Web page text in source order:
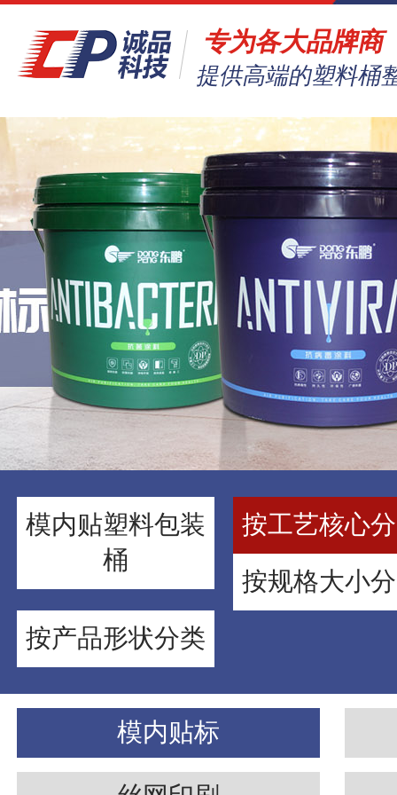
专为各大品牌商
提供高端的塑料桶
模内贴塑料包装
桶
按工艺核心
按规格大小
按产品形状分类
模内贴标